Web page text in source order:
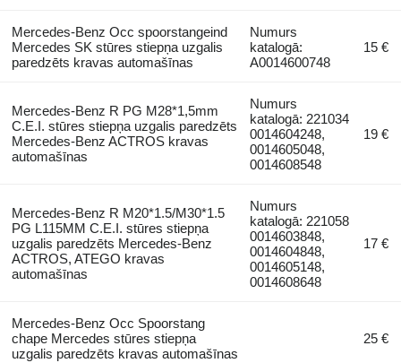
Mercedes-Benz Occ spoorstangeind
Mercedes SK stūres stiepņa uzgalis
paredzēts kravas automašīnas
Numurs
katalogā:
A0014600748
15 €
Mercedes-Benz R PG M28*1,5mm
C.E.I. stūres stiepņa uzgalis paredzēts
Mercedes-Benz ACTROS kravas
automašīnas
Numurs
katalogā: 221034
0014604248,
0014605048,
0014608548
19 €
Mercedes-Benz R M20*1.5/M30*1.5
PG L115MM C.E.I. stūres stiepņa
uzgalis paredzēts Mercedes-Benz
ACTROS, ATEGO kravas
automašīnas
Numurs
katalogā: 221058
0014603848,
0014604848,
0014605148,
0014608648
17 €
Mercedes-Benz Occ Spoorstang
chape Mercedes stūres stiepņa
uzgalis paredzēts kravas automašīnas
25 €